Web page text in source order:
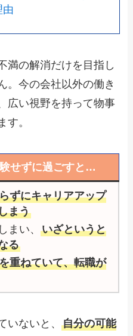
由
満の解消だけを目指し
。今の会社以外の働き
広い視野を持って物事
す。
せずに過ごすと…
ずにキャリアアップ
まう
まい、いざというと
る
重ねていて、転職が
いないと、自分の可能